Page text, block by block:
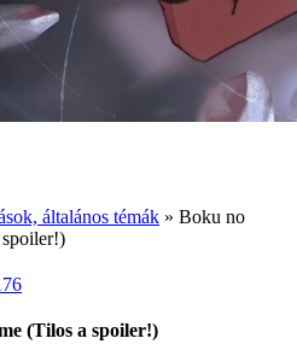
általános témák » Boku no
(Tilos a spoiler!)